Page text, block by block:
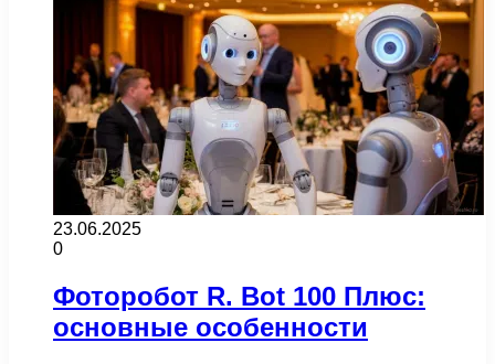
23.06.2025
0
Фоторобот R. Bot 100 Плюс:
основные особенности